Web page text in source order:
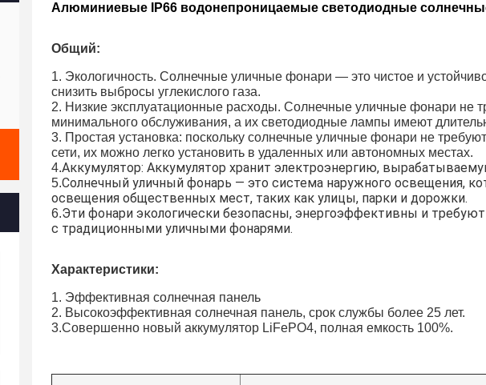
Алюминиевые IP66 водонепроницаемые светодиодные
Общий:
1. Экологичность. Солнечные уличные фонари — это чистое и
снизить выбросы углекислого газа.
2. Низкие эксплуатационные расходы. Солнечные уличные фонари не
минимального обслуживания, а их светодиодные лампы имеют
3. Простая установка: поскольку солнечные уличные фонари не
сети, их можно легко установить в удаленных или автономных местах.
4.Аккумулятор: Аккумулятор хранит электроэнергию,
5.Солнечный уличный фонарь — это система наружного освещения,
освещения общественных мест, таких как улицы, парки и дорожки.
6.Эти фонари экологически безопасны, энергоэффективны и
с традиционными уличными фонарями.
Характеристики​:
1. Эффективная солнечная панель
2. Высокоэффективная солнечная панель, срок службы более 25 лет.
3.Совершенно новый аккумулятор LiFePO4, полная емкость 100%.